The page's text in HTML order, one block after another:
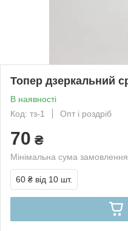
Топер дзеркальний
В наявності
Код: тз-1
Опт і роздріб
70 ₴
Мінімальна сума
60 ₴ від 10 шт.